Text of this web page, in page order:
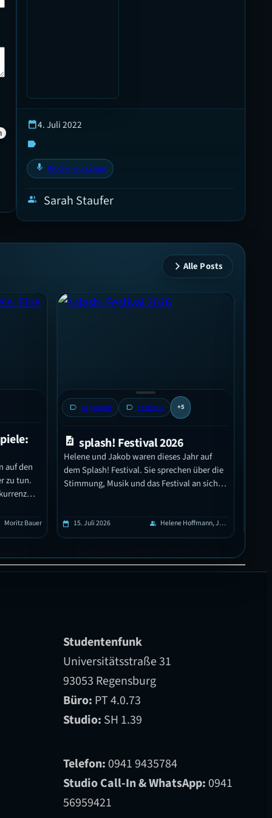
calendar_today4. Juli 2022
label
mic Wochenvorschau
group Sarah Staufer
Alle Posts
auf den
zu tun.
es
sind als
Moritz Bauer
label Allgemein label Festivals +5
splash! Festival 2026
Helene und Jakob waren dieses Jahr auf
dem Splash! Festival. Sie sprechen über die
Stimmung, Musik und das Festival an sich.
erzählen von ihren persönlichen Highlights.
calendar_today 15. Juli 2026 group Helene Hoffmann, Jakob Klinkhardt
Studentenfunk
Universitätsstraße 31
93053 Regensburg
Büro: PT 4.0.73
Studio: SH 1.39
Telefon: 0941 9435784
Studio Call-In & WhatsApp: 0941
56959421